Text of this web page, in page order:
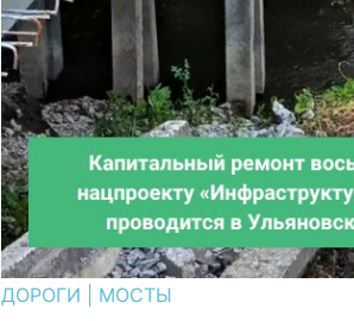
ДОРОГИ МОСТЫ